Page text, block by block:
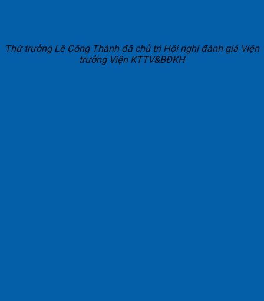
Thứ trưởng Lê Công Thành đã chủ trì Hội nghị đánh giá Viện
trưởng Viện KTTV&BĐKH